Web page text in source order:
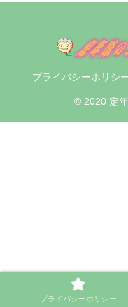
プライバシーホリシ
© 2020 定
プライバシーホリシー